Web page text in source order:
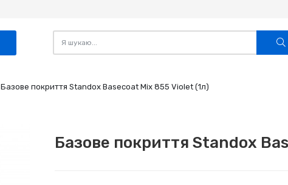
Базове покриття Standox Basecoat Mix 855 Violet (1л)
Базове покриття Standox